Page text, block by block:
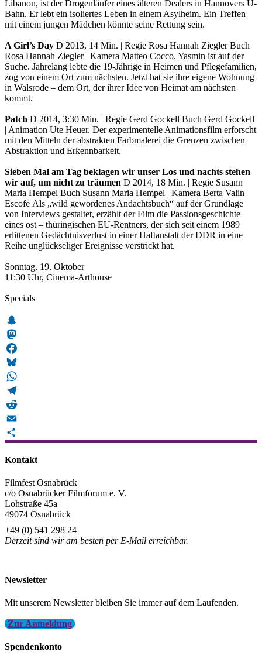
Libanon, ist der Drogenläufer eines älteren Dealers in Hannovers U-
Bahn. Er lebt ein isoliertes Leben in einem Asylheim. Ein Treffen
mit einem jungen Mädchen könnte seine Rettung sein.
A Girl’s Day D 2013, 14 Min. | Regie Rosa Hannah Ziegler Buch
Rosa Hannah Ziegler | Kamera Matteo Cocco. Yasmin ist auf der
Suche. Jahrelang lebte die 19-Jährige in Heimen und Pflegefamilien,
zog von einem Ort zum nächsten. Jetzt hat sie ihre eigene Wohnung
in Walsrode – dem Ort, der ihrer Idee von Heimat am nächsten
kommt.
Patch D 2014, 3:30 Min. | Regie Gerd Gockell Buch Gerd Gockell
| Animation Ute Heuer. Der experimentelle Animationsfilm erforscht
mit den Mitteln der abstrakten Farbmalerei die Grenzen zwischen
Abstraktion und Erkennbarkeit.
Sieben Mal am Tag beklagen wir unser Los und nachts stehen
wir auf, um nicht zu träumen D 2014, 18 Min. | Regie Susann
Maria Hempel Buch Susann Maria Hempel | Kamera Berta Valin
Escofe Als „wild gewordenes Andachtsbuch“ auf der Grundlage
von Interviews gestaltet, erzählt der Film die Passionsgeschichte
eines ost – thüringischen EU-Rentners, der sich seit einem 1989
erlittenen Gedächtnisverlust in einer Haftanstalt der DDR in eine
Reihe unglückseliger Ereignisse verstrickt hat.
Sonntag, 19. Oktober
11:30 Uhr, Cinema-Arthouse
Specials
Snapchat
Mastodon
Facebook
Bluesky
WhatsApp
Telegram
Reddit
Email
Kontakt
Filmfest Osnabrück
c/o Osnabrücker Filmforum e. V.
Lohstraße 45a
49074 Osnabrück
+49 (0) 541 298 24
Derzeit sind wir am besten per E-Mail erreichbar.
Newsletter
Mit unserem Newsletter bleiben Sie immer auf dem Laufenden.
Zur Anmeldung
Spendenkonto